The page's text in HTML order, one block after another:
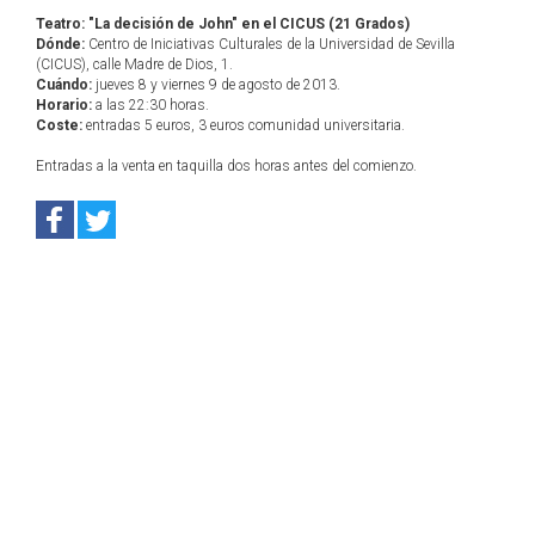
Teatro: "La decisión de John" en el CICUS (21 Grados)
Dónde: Centro de Iniciativas Culturales de la Universidad de Sevilla
(CICUS), calle Madre de Dios, 1.
Cuándo: jueves 8 y viernes 9 de agosto de 2013.
Horario: a las 22:30 horas.
Coste: entradas 5 euros, 3 euros comunidad universitaria.
Entradas a la venta en taquilla dos horas antes del comienzo.